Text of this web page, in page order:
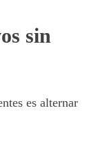
sin
es alternar